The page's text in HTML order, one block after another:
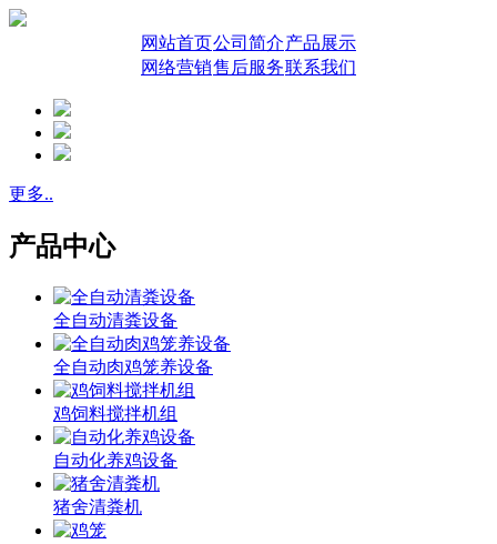
网站首页公司简介产品展示
网络营销售后服务联系我们
更多..
产品中心
全自动清粪设备
全自动肉鸡笼养设备
鸡饲料搅拌机组
自动化养鸡设备
猪舍清粪机